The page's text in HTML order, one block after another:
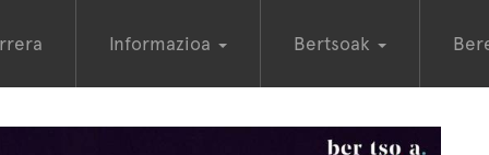
Informazioa Bertsoak